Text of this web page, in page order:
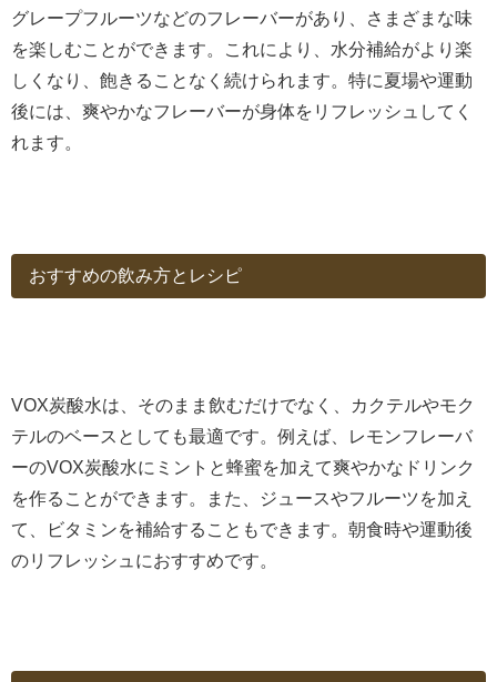
グレープフルーツなどのフレーバーがあり、さまざまな味
を楽しむことができます。これにより、水分補給がより楽
しくなり、飽きることなく続けられます。特に夏場や運動
後には、爽やかなフレーバーが身体をリフレッシュしてく
れます。
おすすめの飲み方とレシピ
VOX炭酸水は、そのまま飲むだけでなく、カクテルやモク
テルのベースとしても最適です。例えば、レモンフレーバ
ーのVOX炭酸水にミントと蜂蜜を加えて爽やかなドリンク
を作ることができます。また、ジュースやフルーツを加え
て、ビタミンを補給することもできます。朝食時や運動後
のリフレッシュにおすすめです。